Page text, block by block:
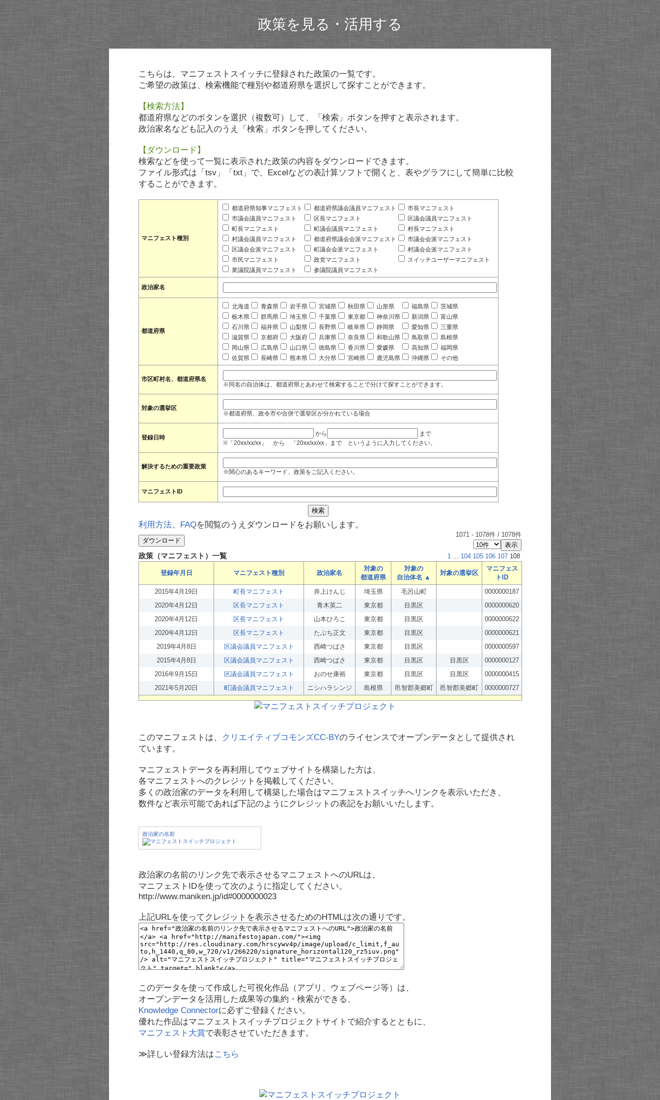
政策を見る・活用する
こちらは、マニフェストスイッチに登録された政策の一覧です。
ご希望の政策は、検索機能で種別や都道府県を選択して探すことができます。
【検索方法】
都道府県などのボタンを選択（複数可）して、「検索」ボタンを押すと表示されます。
政治家名なども記入のうえ「検索」ボタンを押してください。
【ダウンロード】
検索などを使って一覧に表示された政策の内容をダウンロードできます。
ファイル形式は「tsv」「txt」で、Excelなどの表計算ソフトで開くと、表やグラフにして簡単に比較
することができます。
マニフェスト種別
都道府県知事マニフェスト 都道府県議会議員マニフェスト
市長マニフェスト
市議会議員マニフェスト
区長マニフェスト
区議会議員マニフェスト
町長マニフェスト
町議会議員マニフェスト
村長マニフェスト
村議会議員マニフェスト
都道府県議会会派マニフェスト
市議会会派マニフェスト
区議会会派マニフェスト
町議会会派マニフェスト
村議会会派マニフェスト
市民マニフェスト
政党マニフェスト
スイッチユーザーマニフェスト
衆議院議員マニフェスト
参議院議員マニフェスト
政治家名
都道府県
北海道 青森県 岩手県 宮城県 秋田県 山形県 福島県
茨城県
栃木県
群馬県 埼玉県 千葉県 東京都 神奈川県 新潟県
富山県
石川県
福井県 山梨県 長野県 岐阜県 静岡県 愛知県
三重県
滋賀県
京都府 大阪府 兵庫県 奈良県 和歌山県 鳥取県
島根県
岡山県
広島県 山口県 徳島県 香川県 愛媛県 高知県
福岡県
佐賀県
長崎県 熊本県 大分県 宮崎県 鹿児島県 沖縄県 その他
市区町村名、都道府県名
※同名の自治体は、都道府県とあわせて検索することで分けて探すことができます。
対象の選挙区
※都道府県、政令市や合併で選挙区が分かれている場合
登録日時
から
まで
※「20xx/xx/xx」 から 「20xx/xx/xx」まで というように入力してください。
解決するための重要政策
※関心のあるキーワード、政策をご記入ください。
マニフェストID
利用方法、 FAQを閲覧のうえダウンロードをお願いします。
1071 - 1078件 / 1078件
政策（マニフェスト）一覧 1 ... 104 105 106 107 108
登録年月日 マニフェスト種別 政治家名
対象の
都道府県
対象の
自治体名 ▲
対象の選挙区
マニフェス
トID
2015年4月19日
町長マニフェスト 井上けんじ 埼玉県 毛呂山町
0000000187
2020年4月12日
区長マニフェスト 青木英二 東京都 目黒区
0000000620
2020年4月12日
区長マニフェスト 山本ひろこ 東京都 目黒区
0000000622
2020年4月12日
区長マニフェスト たぶち正文 東京都 目黒区
0000000621
2019年4月8日
区議会議員マニフェスト 西崎つばさ 東京都 目黒区
0000000597
2015年4月8日
区議会議員マニフェスト 西崎つばさ 東京都 目黒区 目黒区
0000000127
2016年9月15日
区議会議員マニフェスト おのせ康裕 東京都 目黒区 目黒区
0000000415
2021年5月20日
町議会議員マニフェスト ニシハラシンジ 島根県 邑智郡美郷町 邑智郡美郷町 0000000727
このマニフェストは、 クリエイティブコモンズCC-BYのライセンスでオープンデータとして提供され
ています。
マニフェストデータを再利用してウェブサイトを構築した方は、
各マニフェストへのクレジットを掲載してください。
多くの政治家のデータを利用して構築した場合はマニフェストスイッチへリンクを表示いただき、
数件など表示可能であれば下記のようにクレジットの表記をお願いいたします。
政治家の名前
政治家の名前のリンク先で表示させるマニフェストへのURLは、
マニフェストIDを使って次のように指定してください。
http://www.maniken.jp/id#0000000023
上記URLを使ってクレジットを表示させるためのHTMLは次の通りです。
このデータを使って作成した可視化作品（アプリ、ウェブページ等）は、
オープンデータを活用した成果等の集約・検索ができる、
Knowledge Connectorに必ずご登録ください。
優れた作品はマニフェストスイッチプロジェクトサイトで紹介するとともに、
マニフェスト大賞で表彰させていただきます。
≫詳しい登録方法はこちら